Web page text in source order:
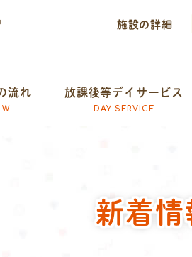
施設の詳細
流れ 放課後等デイサービス
DAY SERVICE
新着情